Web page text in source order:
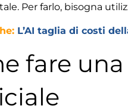
Per farlo, bisogna
L’AI taglia di costi
fare